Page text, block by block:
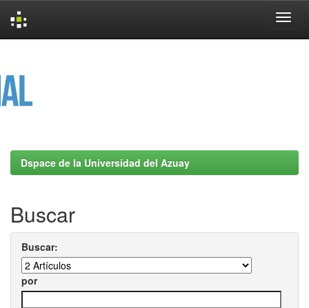
Dspace de la Universidad del Azuay
Buscar
Buscar:
por